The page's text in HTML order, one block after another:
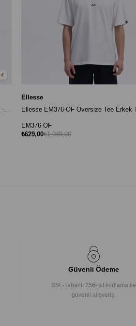
4
Ellesse EM376-BK Oversize Tee Erkek T-Shirt - Siyah
Ellesse
EM376-OF
₺629,00₺1.049,00
Güvenli Ödeme
SSL-Tabanlı 256-Bit kodlama ile
güvenli alışveriş.